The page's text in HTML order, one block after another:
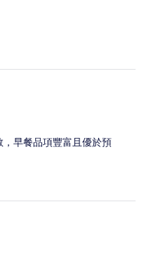
早餐品項豐富且優於預